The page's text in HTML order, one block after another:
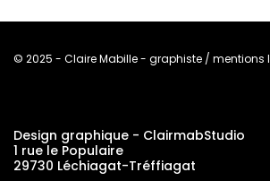
© 2025 - Claire Mabille - graphiste / mentions
Design graphique - ClairmabStudio
1 rue le Populaire
29730 Léchiagat-Tréffiagat